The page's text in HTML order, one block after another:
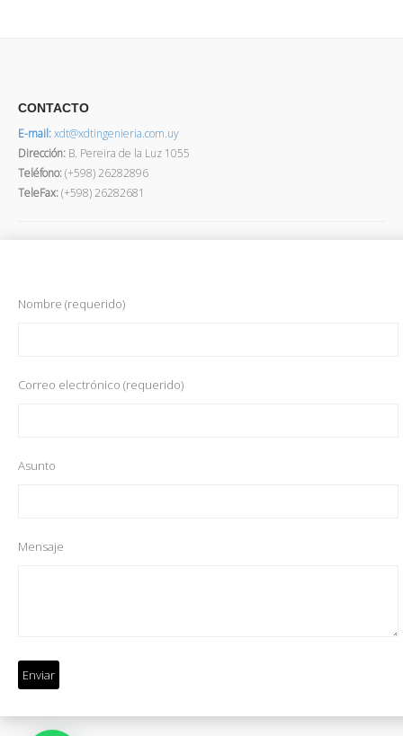
CONTACTO
E-mail:xdt@xdtingenieria.com.uy
Dirección: B. Pereira de la Luz 1055
Teléfono:(+598) 26282896
TeleFax:(+598) 26282681
Nombre (requerido)
Correo electrónico (requerido)
Asunto
Mensaje